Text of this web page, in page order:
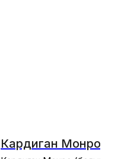
Кардиган Монро